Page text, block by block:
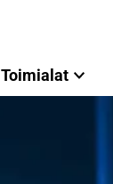
Toimialat